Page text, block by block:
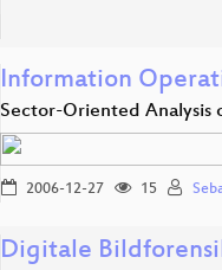
Information
Sector-Oriented
2006-12-27 15
Digitale